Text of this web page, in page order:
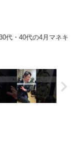
代・40代の4月マネキ